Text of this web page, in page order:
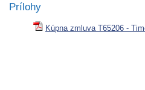
Prílohy
Kúpna zmluva T65206 -